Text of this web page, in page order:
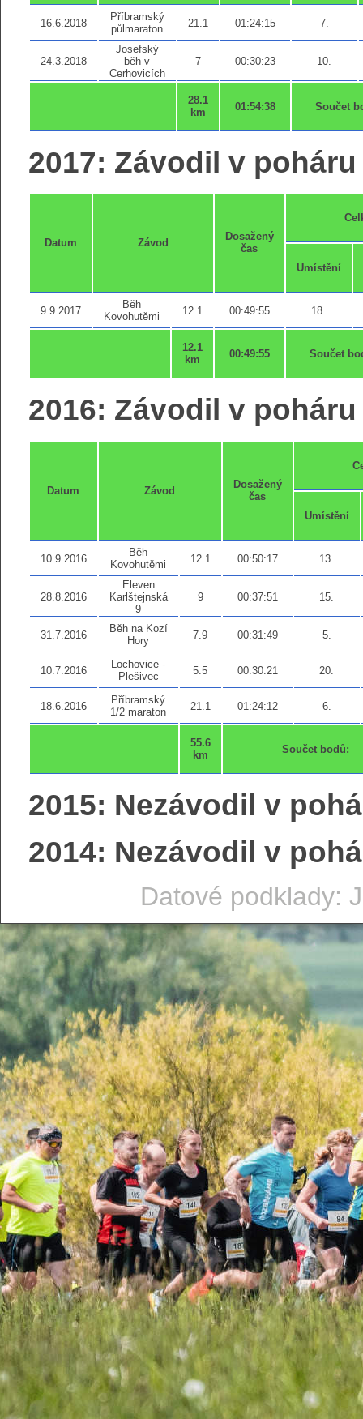
16.6.2018
Příbramský
půlmaraton
21.1 01:24:15 7.
24.3.2018
Josefský
běh v
Cerhovicích
7 00:30:23 10.
28.1
km
01:54:38 Součet
2017: Závodil v
Datum Závod
Dosažený
čas
Umístění
9.9.2017
Běh
Kovohutěmi
12.1 00:49:55 18.
12.1
km
00:49:55 Součet
2016: Závodil v
Datum Závod
Dosažený
čas
Umístění
10.9.2016
Běh
Kovohutěmi
12.1 00:50:17 13.
28.8.2016
Eleven
Karlštejnská
9
9 00:37:51 15.
31.7.2016
Běh na Kozí
Hory
7.9 00:31:49 5.
10.7.2016
Lochovice -
Plešivec
5.5 00:30:21 20.
18.6.2016
Příbramský
1/2 maraton
21.1 01:24:12 6.
55.6
km
Součet bodů:
2015: Nezávodil v
2014: Nezávodil v
Datové podklady: